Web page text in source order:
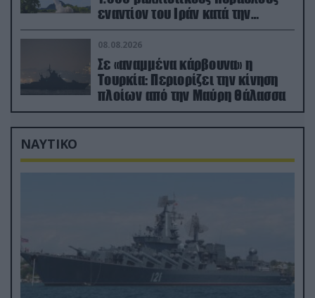
εναντίον του Ιράν κατά την
διάρκεια του πολέμου
08.08.2026
Σε «αναμμένα κάρβουνα» η
Τουρκία: Περιορίζει την κίνηση
πλοίων από την Μαύρη Θάλασσα
ΝΑΥΤΙΚΟ